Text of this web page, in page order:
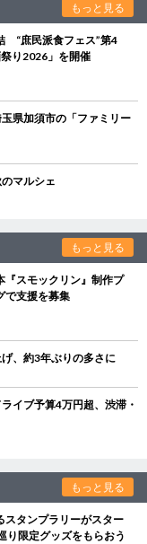
もっと見る
“庶民派食フェス”第4
り2026」を開催
県加須市の「ファミリー
マルシェ
もっと見る
『スモックリン』制作プ
で支援を募集
、約3年ぶりの多さに
イブ予算4万円超、渋滞・
もっと見る
スタンプラリーがスター
限定グッズをもらおう